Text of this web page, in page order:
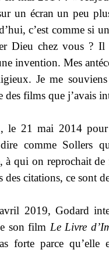
un écran un peu
c’est comme si
Dieu chez vous ? Il
invention. Mes
Je me
des films que j’avais
le 21 mai 2014
comme Sollers
à qui on reprochait
des citations, ce sont
2019, Godard
son film Le Livre
forte parce qu’elle